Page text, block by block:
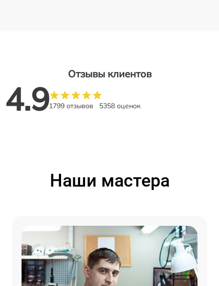
Отзывы клиентов
4.91799 отзывов 5358 оценок
Наши мастера